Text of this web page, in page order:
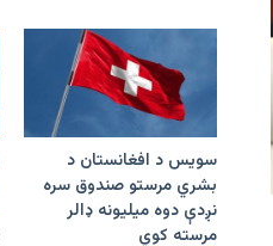
سویس د افغانستان د
بشري مرستو صندوق سره
نږدې دوه میلیونه ډالر
مرسته کوي